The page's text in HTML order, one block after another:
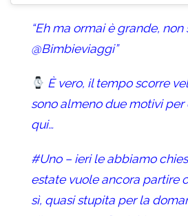
“Eh ma ormai è grande, non
@Bimbieviaggi”
È vero, il tempo scorre
sono almeno due motivi per
qui…
#Uno– ieri le abbiamo
estate vuole ancora partire
sì, quasi stupita per la